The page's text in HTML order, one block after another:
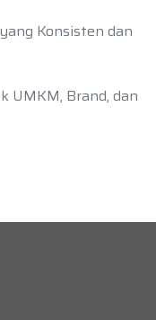
Konsisten dan
Brand, dan